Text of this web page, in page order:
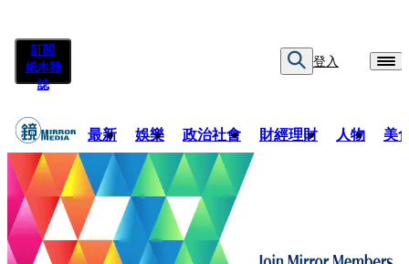
訂閱
紙本雜
誌
登入
最新 娛樂 政治社會 財經理財 人物 美